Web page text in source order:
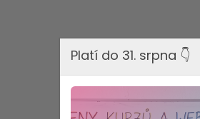
Platí do 31. srpna 👇